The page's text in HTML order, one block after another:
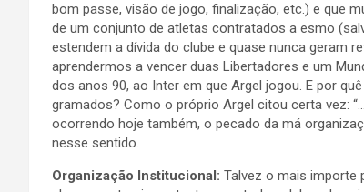
bom passe, visão de jogo, finalização, etc.) e que
de um conjunto de atletas contratados a esmo
estendem a dívida do clube e quase nunca geram
aprendermos a vencer duas Libertadores e um
dos anos 90, ao Inter em que Argel jogou. E por
gramados? Como o próprio Argel citou certa vez:
ocorrendo hoje também, o pecado da má
nesse sentido.
Organização Institucional: Talvez o mais importe